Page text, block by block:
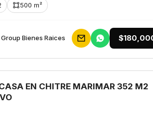
500 m²
Bienes Raices
EN CHITRE MARIMAR 352 M2